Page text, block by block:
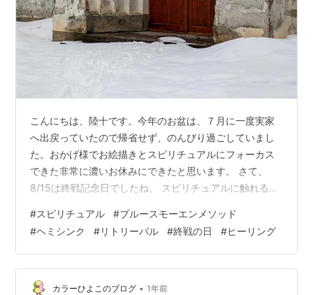
こんにちは、陸十です。今年のお盆は、７月に一度実家
へ出戻っていたので帰省せず、のんびり過ごしていまし
た。おかげ様でお絵描きとスピリチュアルにフォーカス
できた非常に濃いお休みにできたと思います。 さて、
8/15は終戦記念日でしたね。 スピリチュアルに触れる前
プな考えを持っていたのですが、BMMやヘミシンクに触
れるようになり、歴史的な話は置いて置き、日本はもち
ろん、戦勝国と言われる連合軍の国々の人たちでもリト
リーバルが必要なのではないかと感じていました。
（「心や感情」に国境はないよね、という考えです） そ
#スピリチュアル #ブルースモーエンメソッド
#ヘミシンク #リトリーバル #終戦の日 #ヒーリング
カラーひよこのブログ • 1年前